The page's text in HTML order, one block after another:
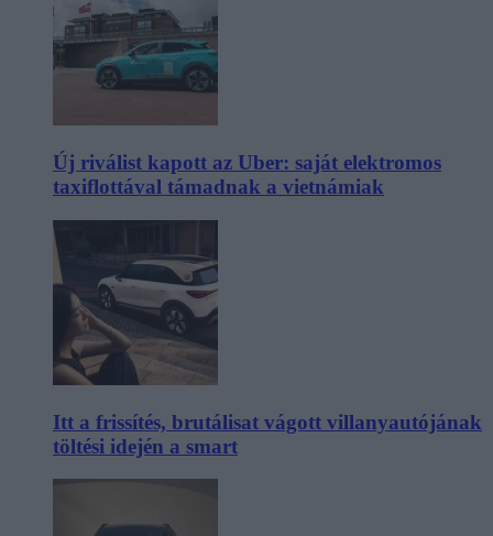
Új riválist kapott az Uber: saját elektromos
taxiflottával támadnak a vietnámiak
Itt a frissítés, brutálisat vágott villanyautójának
töltési idején a smart